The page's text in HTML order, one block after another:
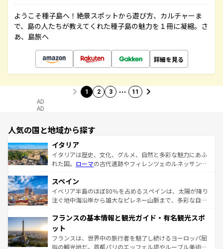
ようこそ種子島へ！絶景スポットから遊び方、カルチャーま
で、島の人たちが教えてくれた種子島の魅力を１冊に凝縮。さ
あ、島旅へ
詳細を見る
1 2 3 … 11
AD
AD
人気の国と地域から探す
イタリア
イタリアは歴史、文化、グルメ、自然と多彩な魅力にあふ
れた国。 ローマの古代遺跡やフィレンツェのルネッサンス
ろん、トスカーナの美しい田園風景やアマルフィ海岸の絶
景など、自然景観も見逃せない。観光の合間には、本場の
ピザやパスタなど、絶品のイタリア料理を堪能することも
ませてくれるイタリアで、忘れられない旅をしてみよう！
なお、新着のイタリア情報は
しい。
スペイン
イベリア半島のほぼ80％を占めるスペインは、太陽が降り
注ぐ地中海沿岸から雄大なピレネー山脈まで、多彩な自然
文化が根付くこの国では、情熱的なフラメンコ、熱気あふ
れる闘牛、そして美味しいタパスが生活の一部となってい
る。首都マドリードの洗練された雰囲気や、バルセロナの
アートに溢れた街角から、地方では古代ローマ遺跡や中世
フランスの基本情報と観光ガイド・有名観光スポ
ット
フランスは、世界中の旅行者を魅了し続けるヨーロッパ屈
指の観光地だ。首都パリのエッフェル塔やルーブル美術館